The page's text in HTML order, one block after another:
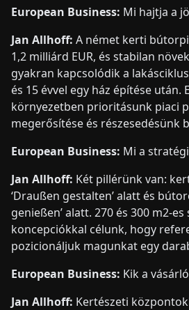
European Business: Mi hajtja a
Jan Allhoff: A német kerti
1,2 milliárd EUR, és stabilan
gyakran kapcsolódik a
és 15 évvel egy ház építése után.
környezetben prioritásunk piaci
megerősítése és részesedésünk
European Business: Mi a
Jan Allhoff: Két pillérünk van:
‘Draußen gestalten’ alatt és
genießen’ alatt. 270 és 300 m2-
koncepciókkal célunk, hogy
pozicionáljuk magunkat egy
European Business: Kik a
Jan Allhoff: Kertészeti